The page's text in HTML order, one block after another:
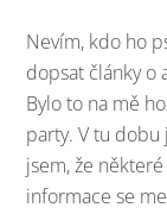
Nevím, kdo ho
dopsat články o
Bylo to na mě
party. V tu dobu
jsem, že
informace se